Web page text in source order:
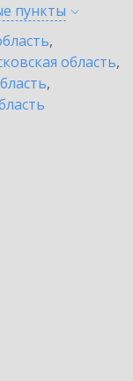
пункты
,
область,
,